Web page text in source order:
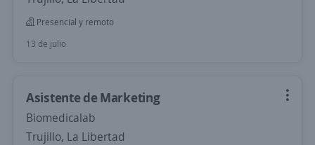
Presencial y remoto
13 de julio
Asistente de Marketing
Biomedicalab
Trujillo, La Libertad